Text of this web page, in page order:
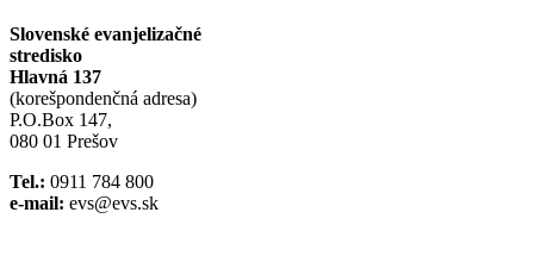
Slovenské evanjelizačné
stredisko
Hlavná 137
(korešpondenčná adresa)
P.O.Box 147,
080 01 Prešov
Tel.: 0911 784 800
e-mail: evs@evs.sk